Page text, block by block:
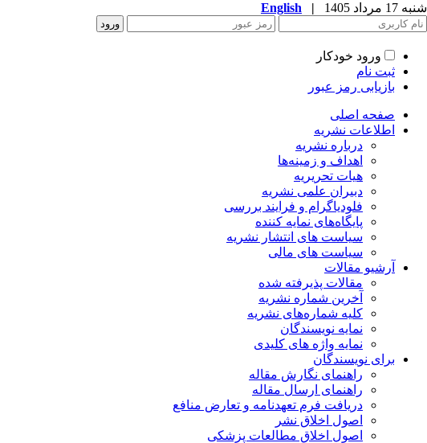
شنبه 17 مرداد 1405 |
English
ورود خودکار
ثبت نام
بازیابی رمز عبور
صفحه اصلی
اطلاعات نشریه
درباره نشریه
اهداف و زمینه‌ها
هیات تحریریه
دبیران علمی نشریه
فلودیاگرام و فرایند بررسی
پایگاه‌های نمایه کننده
سیاست های انتشار نشریه
سیاست های مالی
آرشیو مقالات
مقالات پذیرفته شده
آخرین شماره نشریه
کلیه شماره‌های نشریه
نمایه نویسندگان
نمایه واژه های کلیدی
برای نویسندگان
راهنمای نگارش مقاله
راهنمای ارسال مقاله
دریافت فرم تعهدنامه و تعارض منافع
اصول اخلاق نشر
اصول اخلاق مطالعات پزشکی